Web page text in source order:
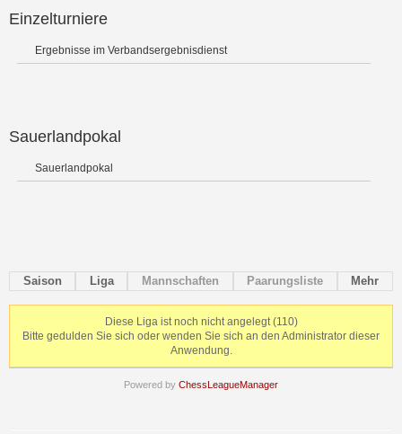
Einzelturniere
Ergebnisse im Verbandsergebnisdienst
Sauerlandpokal
Sauerlandpokal
Saison Liga Mannschaften Paarungsliste Mehr
Diese Liga ist noch nicht angelegt (110)
Bitte gedulden Sie sich oder wenden Sie sich an den Administrator dieser
Anwendung.
Powered by ChessLeagueManager